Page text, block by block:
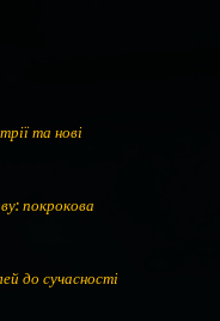
та нові
покрокова
до сучасності